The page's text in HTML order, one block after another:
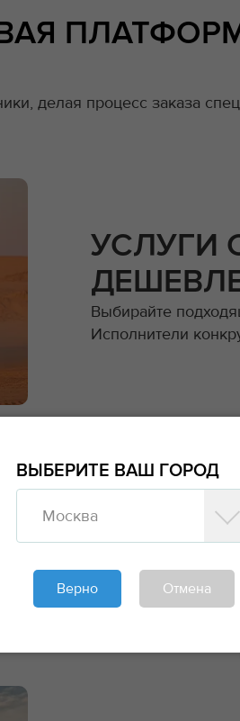
делая процесс заказа
УСЛУГИ
Выбирайте
Исполнители
заказами.
ВЫБЕРИТЕ ВАШ ГОРОД
Москва
Верно Отмена